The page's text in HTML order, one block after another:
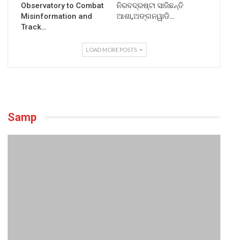
Observatory to Combat
Misinformation and
Track…
ନିରବଦ୍ରଷ୍ଟା ସାଜିଛନ୍ତି
ଆଶା,ଅଙ୍ଗନୱାଡି…
LOAD MORE POSTS
Samp